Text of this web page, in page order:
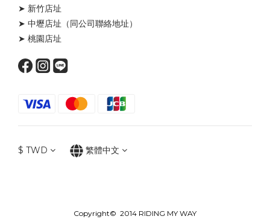
➤ 新竹店址
➤ 中壢店址 （同公司聯絡地址）
➤ 桃園店址
$ TWD 繁體中文
Copyright© 2014 RIDING MY WAY